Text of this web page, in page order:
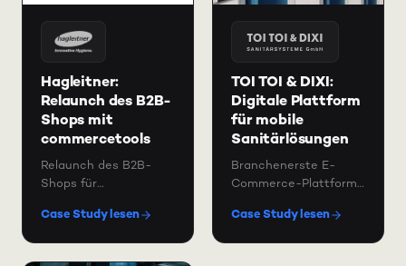
Hagleitner:
Relaunch des B2B-
Shops mit
commercetools
Relaunch des B2B-
Shops für
Hygiene-Spezialisten
Case Study lesen
TOI TOI & DIXI:
Digitale Plattform
für mobile
Sanitärlösungen
Branchenerste E-
Commerce-Plattform
mit Konfigurator,
Case Study lesen